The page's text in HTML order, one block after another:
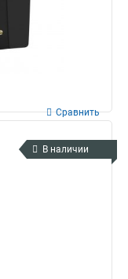
Сравнить
В наличии